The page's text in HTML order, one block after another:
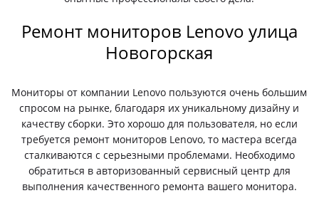
Ремонт мониторов Lenovo улица
Новогорская
Мониторы от компании Lenovo пользуются очень большим
спросом на рынке, благодаря их уникальному дизайну и
качеству сборки. Это хорошо для пользователя, но если
требуется ремонт мониторов Lenovo, то мастера всегда
сталкиваются с серьезными проблемами. Необходимо
обратиться в авторизованный сервисный центр для
выполнения качественного ремонта вашего монитора.